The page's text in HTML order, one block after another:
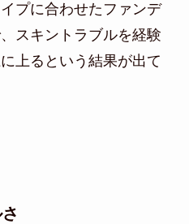
プに合わせたファンデ
スキントラブルを経験
上るという結果が出て